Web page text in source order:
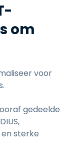
om
voor
gedeelde
sterke